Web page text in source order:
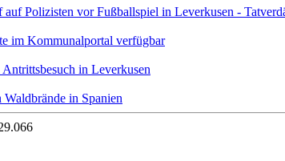
Polizisten vor Fußballspiel in Leverkusen -
im Kommunalportal verfügbar
in Leverkusen
in Spanien